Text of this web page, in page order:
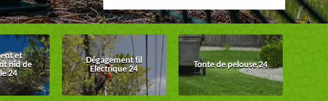
et
nid de
24
Dégagement fil
Electrique 24
Tonte de pelouse 24